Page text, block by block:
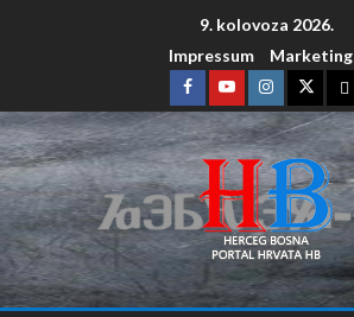
9. kolovoza 2026.
Impressum
Marketing